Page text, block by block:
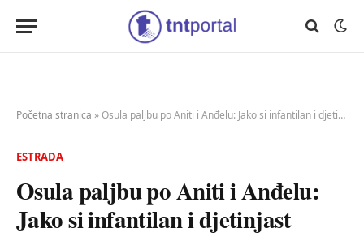
Početna stranica »Osula paljbu po Aniti i Anđelu: Jako si infantilan i djetinjast
ESTRADA
Osula paljbu po Aniti i Anđelu:
Jako si infantilan i djetinjast